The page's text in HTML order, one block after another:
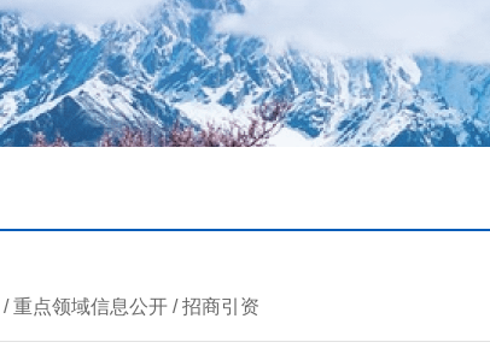
/重点领域信息公开 /招商引资